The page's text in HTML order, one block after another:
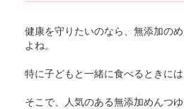
健康を守りたいのなら、無添加の
よね。
特に子どもと一緒に食べるときには
そこで、人気のある無添加めんつ